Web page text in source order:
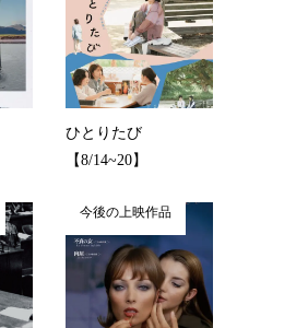
ひとりたび
【8/14~20】
今後の上映作品